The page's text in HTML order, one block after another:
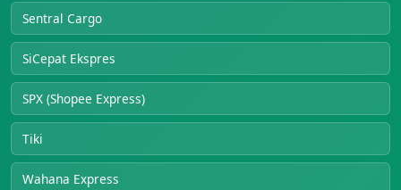
Sentral Cargo
SiCepat Ekspres
SPX (Shopee Express)
Tiki
Wahana Express